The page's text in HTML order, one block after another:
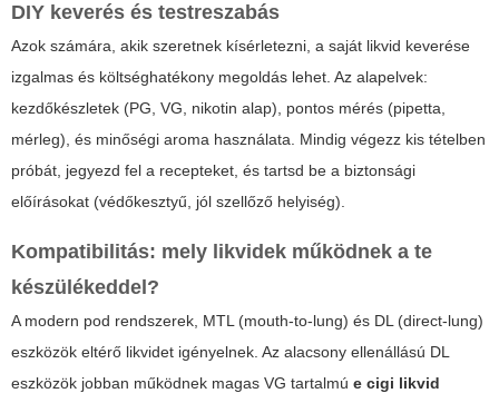
DIY keverés és testreszabás
Azok számára, akik szeretnek kísérletezni, a saját likvid keverése
izgalmas és költséghatékony megoldás lehet. Az alapelvek:
kezdőkészletek (PG, VG, nikotin alap), pontos mérés (pipetta,
mérleg), és minőségi aroma használata. Mindig végezz kis tételben
próbát, jegyezd fel a recepteket, és tartsd be a biztonsági
előírásokat (védőkesztyű, jól szellőző helyiség).
Kompatibilitás: mely likvidek működnek a te
készülékeddel?
A modern pod rendszerek, MTL (mouth-to-lung) és DL (direct-lung)
eszközök eltérő likvidet igényelnek. Az alacsony ellenállású DL
eszközök jobban működnek magas VG tartalmú e cigi likvid